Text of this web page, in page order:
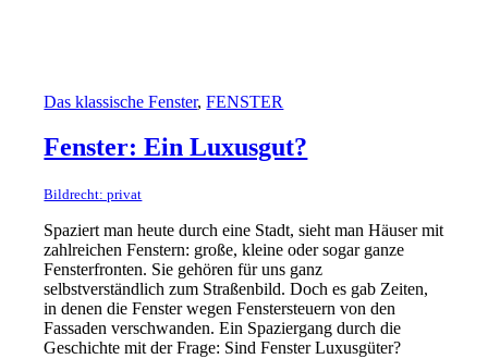
Das klassische Fenster,FENSTER
Fenster: Ein Luxusgut?
Bildrecht: privat
Spaziert man heute durch eine Stadt, sieht man Häuser mit
zahlreichen Fenstern: große, kleine oder sogar ganze
Fensterfronten. Sie gehören für uns ganz
selbstverständlich zum Straßenbild. Doch es gab Zeiten,
in denen die Fenster wegen Fenstersteuern von den
Fassaden verschwanden. Ein Spaziergang durch die
Geschichte mit der Frage: Sind Fenster Luxusgüter?